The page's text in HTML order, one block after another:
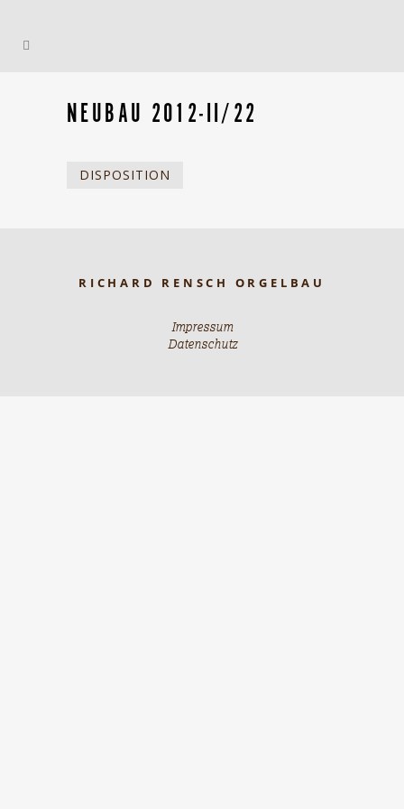
NEUBAU 2012-II/22
DISPOSITION
RICHARD RENSCH ORGELBAU
Impressum
Datenschutz